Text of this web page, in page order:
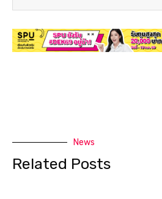
News
Related Posts